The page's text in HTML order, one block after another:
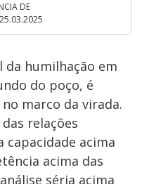
DE
da humilhação em
do poço, é
marco da virada.
relações
capacidade acima
acima das
séria acima